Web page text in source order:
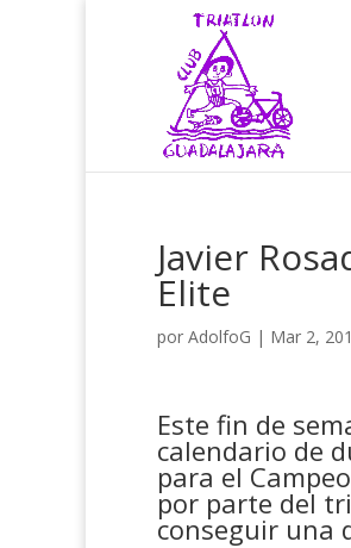
Javier
Elite
por AdolfoG | Mar 2,
Este fin de
calendario de
para el
por parte del
conseguir una